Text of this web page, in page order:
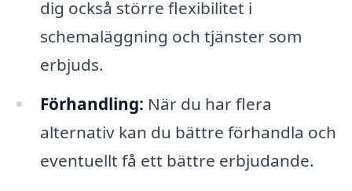
dig också större flexibilitet i
schemaläggning och tjänster som
erbjuds.
Förhandling: När du har flera
alternativ kan du bättre förhandla och
eventuellt få ett bättre erbjudande.